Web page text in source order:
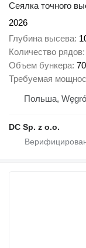
Сеялка точного
2026
Глубина высева
Количество рядов
Объем бункера
Требуемая
Польша,
DC Sp. z o.o.